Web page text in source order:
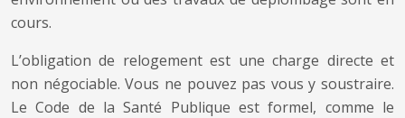
cours.
L’obligation de relogement est une charge directe et
non négociable. Vous ne pouvez pas vous y soustraire.
Le Code de la Santé Publique est formel, comme le